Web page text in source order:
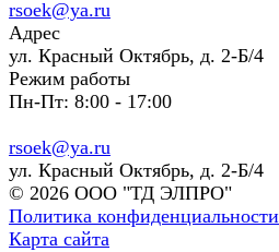
rsoek@ya.ru
Адрес
ул. Красный Октябрь, д. 2-Б/4
Режим работы
Пн-Пт: 8:00 - 17:00
rsoek@ya.ru
ул. Красный Октябрь, д. 2-Б/4
© 2026 ООО "ТД ЭЛПРО"
Политика конфиденциальности
Карта сайта